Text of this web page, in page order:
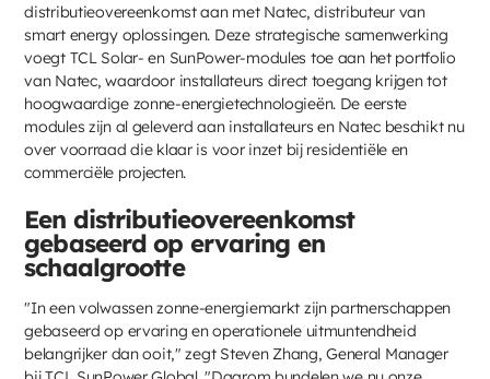
distributieovereenkomst aan met Natec, distributeur van
smart energy oplossingen. Deze strategische samenwerking
voegt TCL Solar- en SunPower-modules toe aan het portfolio
van Natec, waardoor installateurs direct toegang krijgen tot
hoogwaardige zonne-energietechnologieën. De eerste
modules zijn al geleverd aan installateurs en Natec beschikt nu
over voorraad die klaar is voor inzet bij residentiële en
commerciële projecten.
Een distributieovereenkomst
gebaseerd op ervaring en
schaalgrootte
"In een volwassen zonne-energiemarkt zijn partnerschappen
gebaseerd op ervaring en operationele uitmuntendheid
belangrijker dan ooit," zegt Steven Zhang, General Manager